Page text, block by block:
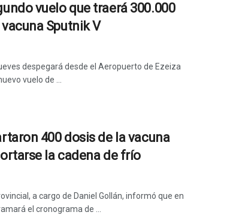
vuelo que traerá 300.000
Sputnik V
despegará desde el Aeropuerto de Ezeiza
vuelo de ...
400 dosis de la vacuna
la cadena de frío
a cargo de Daniel Gollán, informó que en
el cronograma de ...